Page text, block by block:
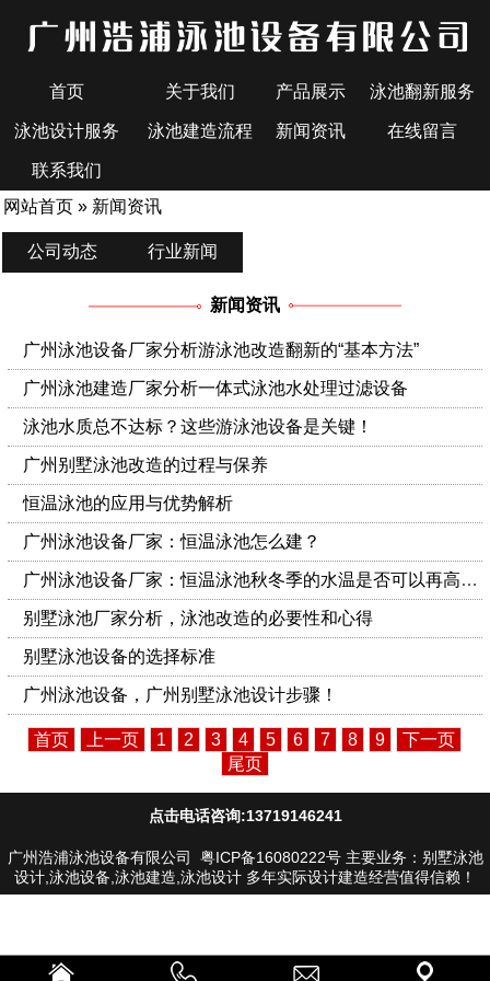
首页 关于我们 产品展示 泳池翻新服务
泳池设计服务 泳池建造流程 新闻资讯 在线留言
联系我们
网站首页 » 新闻资讯
公司动态 行业新闻
新闻资讯
广州泳池设备厂家分析游泳池改造翻新的“基本方法”
广州泳池建造厂家分析一体式泳池水处理过滤设备
泳池水质总不达标？这些游泳池设备是关键！
广州别墅泳池改造的过程与保养
恒温泳池的应用与优势解析
广州泳池设备厂家：恒温泳池怎么建？
广州泳池设备厂家：恒温泳池秋冬季的水温是否可以再高一些
别墅泳池厂家分析，泳池改造的必要性和心得
别墅泳池设备的选择标准
广州泳池设备，广州别墅泳池设计步骤！
首页 上一页 1 2 3 4 5 6 7 8 9
下一页
尾页
点击电话咨询:13719146241
广州浩浦泳池设备有限公司 粤ICP备16080222号主要业务：别墅泳池
设计,泳池设备,泳池建造,泳池设计 多年实际设计建造经营值得信赖！